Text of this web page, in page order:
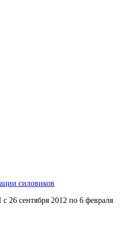
силовиков
сентября 2012 по 6 февраля